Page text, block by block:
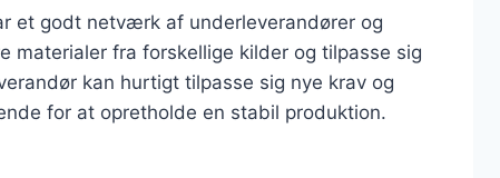
et godt netværk af underleverandører og
materialer fra forskellige kilder og tilpasse sig
kan hurtigt tilpasse sig nye krav og
for at opretholde en stabil produktion.